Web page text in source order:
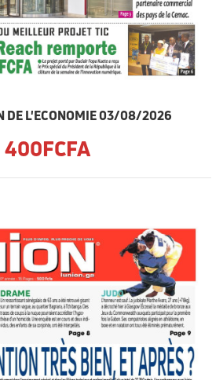
DE L'ECONOMIE 03/08/2026
400FCFA